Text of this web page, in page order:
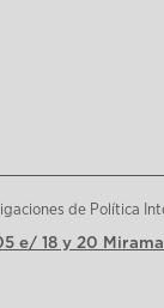
de Política
e/ 18 y 20